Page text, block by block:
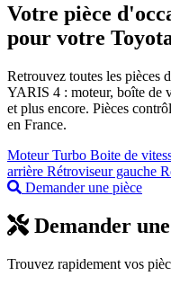
Votre pièce
pour votre
Retrouvez toutes les pièces
YARIS 4 : moteur, boîte de
et plus encore. Pièces
en France.
MoteurTurbo Boite de
arrière Rétroviseur gauche
Demander une pièce
Demander
Trouvez rapidement vos